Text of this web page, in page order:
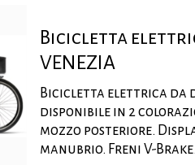
Bicicletta
VENEZIA
Bicicletta elettrica da
disponibile in 2
mozzo posteriore.
manubrio. Freni V-